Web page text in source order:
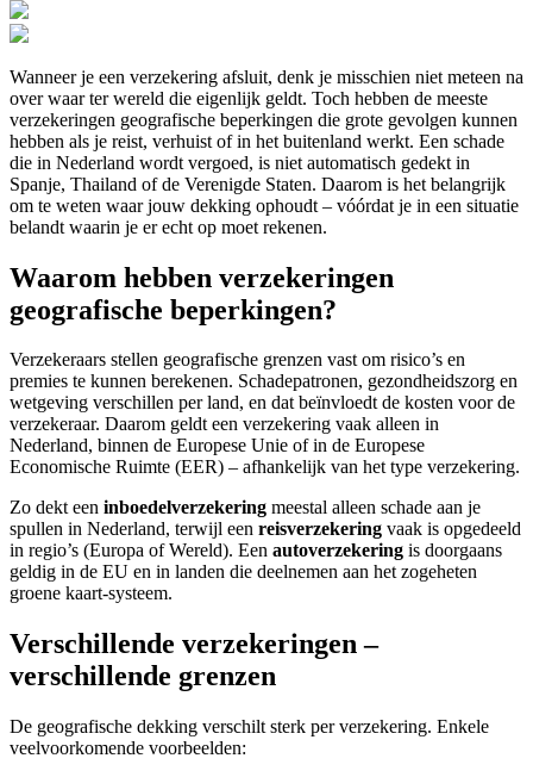
Wanneer je een verzekering afsluit, denk je misschien niet meteen na
over waar ter wereld die eigenlijk geldt. Toch hebben de meeste
verzekeringen geografische beperkingen die grote gevolgen kunnen
hebben als je reist, verhuist of in het buitenland werkt. Een schade
die in Nederland wordt vergoed, is niet automatisch gedekt in
Spanje, Thailand of de Verenigde Staten. Daarom is het belangrijk
om te weten waar jouw dekking ophoudt – vóórdat je in een situatie
belandt waarin je er echt op moet rekenen.
Waarom hebben verzekeringen
geografische beperkingen?
Verzekeraars stellen geografische grenzen vast om risico’s en
premies te kunnen berekenen. Schadepatronen, gezondheidszorg en
wetgeving verschillen per land, en dat beïnvloedt de kosten voor de
verzekeraar. Daarom geldt een verzekering vaak alleen in
Nederland, binnen de Europese Unie of in de Europese
Economische Ruimte (EER) – afhankelijk van het type verzekering.
Zo dekt een inboedelverzekering meestal alleen schade aan je
spullen in Nederland, terwijl een reisverzekering vaak is opgedeeld
in regio’s (Europa of Wereld). Een autoverzekering is doorgaans
geldig in de EU en in landen die deelnemen aan het zogeheten
groene kaart-systeem.
Verschillende verzekeringen –
verschillende grenzen
De geografische dekking verschilt sterk per verzekering. Enkele
veelvoorkomende voorbeelden: